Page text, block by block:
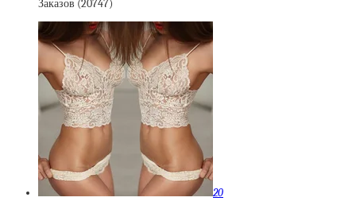
Заказов (20747)
20